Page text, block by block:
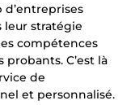
leur stratégie
compétences
C’est là
de
et personnalisé.